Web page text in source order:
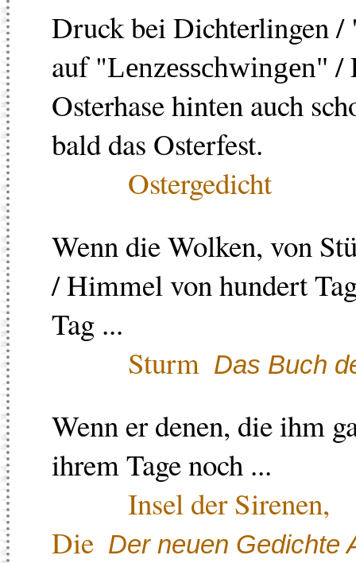
Druck bei Dichterlingen /
auf "Lenzesschwingen" /
Osterhase hinten auch
bald das Osterfest.
Ostergedicht
Wenn die Wolken, von
/ Himmel von hundert
Tag ...
Sturm Das Buch
Wenn er denen, die ihm
ihrem Tage noch ...
Insel der Sirenen,
Die Der neuen Gedichte